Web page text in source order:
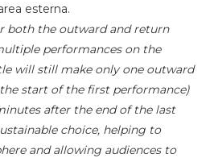
esterna.
both the outward and return
performances on the
will still make only one outward
start of the first performance)
after the end of the last
choice, helping to
and allowing audiences to